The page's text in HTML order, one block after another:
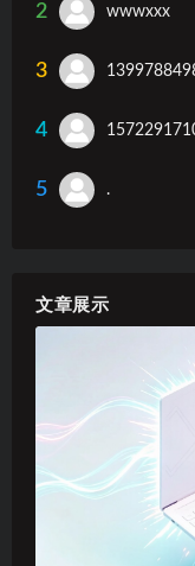
2 wwwxxx
3
4
5 .
文章展示